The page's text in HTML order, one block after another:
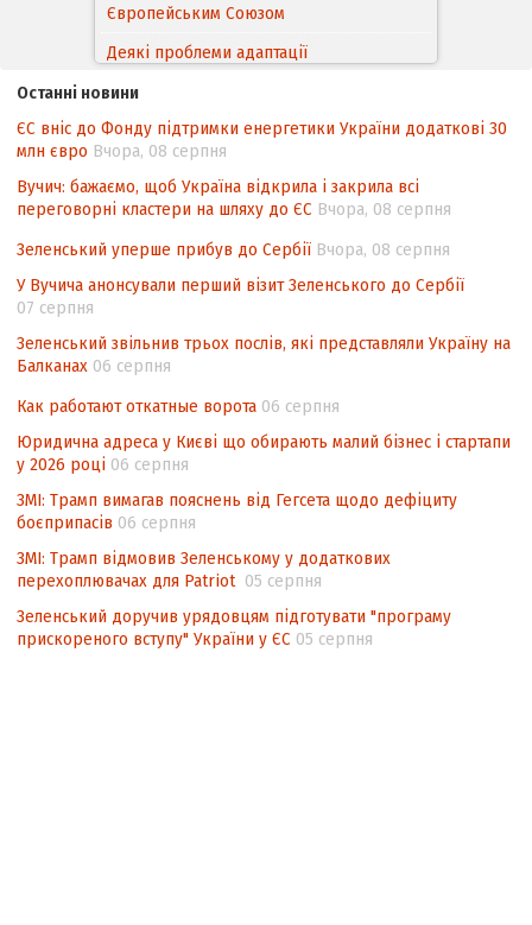
Європейським Cоюзом
Деякі проблеми адаптації
походження товарів відповідно до
Угоди про торговельні аспекти прав
інтелектуальної власності (TRIPS) у
контексті євроінтеграції
Аналіз виборчого законодавства щодо
невизначеності механізму повторного
підрахунку голосів виборців
Останні новини
ЄС вніс до Фонду підтримки енергетики України додаткові 30
млн євро Вчора, 08 серпня
Вучич: бажаємо, щоб Україна відкрила і закрила всі
переговорні кластери на шляху до ЄС Вчора, 08 серпня
Зеленський уперше прибув до Сербії Вчора, 08 серпня
У Вучича анонсували перший візит Зеленського до Сербії
07 серпня
Зеленський звільнив трьох послів, які представляли Україну на
Балканах 06 серпня
Как работают откатные ворота 06 серпня
Юридична адреса у Києві що обирають малий бізнес і стартапи
у 2026 році 06 серпня
ЗМІ: Трамп вимагав пояснень від Гегсета щодо дефіциту
боєприпасів 06 серпня
ЗМІ: Трамп відмовив Зеленському у додаткових
перехоплювачах для Patriot 05 серпня
Зеленський доручив урядовцям підготувати "програму
прискореного вступу" України у ЄС 05 серпня